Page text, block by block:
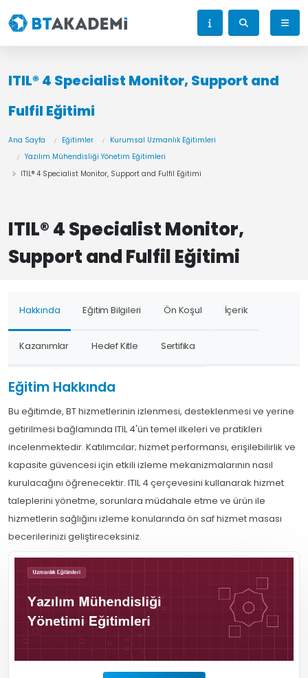
ITIL® 4 Specialist Monitor, Support and
Fulfil Eğitimi
Ana Sayfa Eğitimler
Kurumsal Uzmanlık Eğitimleri
Yazılım Mühendisliği Yönetim Eğitimleri
ITIL® 4 Specialist Monitor, Support and Fulfil Eğitimi
ITIL® 4 Specialist Monitor,
Support and Fulfil Eğitimi
Hakkında Eğitim Bilgileri Ön Koşul İçerik
Kazanımlar Hedef Kitle Sertifika
Eğitim Hakkında
Bu eğitimde, BT hizmetlerinin izlenmesi, desteklenmesi ve yerine
getirilmesi bağlamında ITIL 4'ün temel ilkeleri ve pratikleri
incelenmektedir. Katılımcılar; hizmet performansı, erişilebilirlik ve
kapasite güvencesi için etkili izleme mekanizmalarının nasıl
kurulacağını öğrenecektir. ITIL 4 çerçevesini kullanarak hizmet
taleplerini yönetme, sorunlara müdahale etme ve ürün ile
hizmetlerin sağlığını izleme konularında ön saf hizmet masası
becerilerinizi geliştireceksiniz.